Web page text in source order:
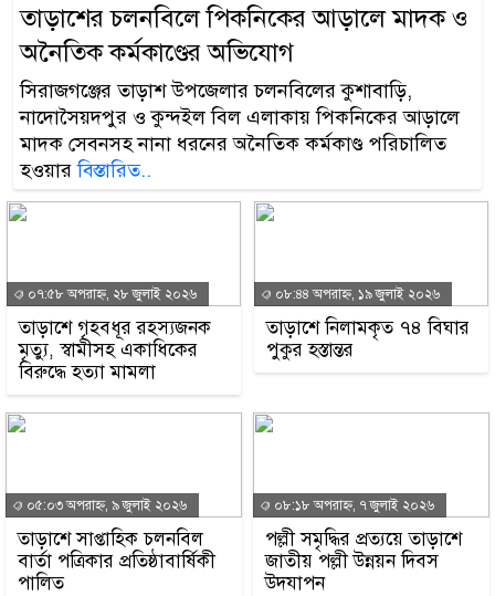
তাড়াশের চলনবিলে পিকনিকের আড়ালে মাদক ও
অনৈতিক কর্মকাণ্ডের অভিযোগ
সিরাজগঞ্জের তাড়াশ উপজেলার চলনবিলের কুশাবাড়ি,
নাদোসৈয়দপুর ও কুন্দইল বিল এলাকায় পিকনিকের আড়ালে
মাদক সেবনসহ নানা ধরনের অনৈতিক কর্মকাণ্ড পরিচালিত
হওয়ারবিস্তারিত..
০৭:৫৮ অপরাহ্ন, ২৮ জুলাই ২০২৬
তাড়াশে গৃহবধূর রহস্যজনক
মৃত্যু, স্বামীসহ একাধিকের
বিরুদ্ধে হত্যা মামলা
০৮:৪৪ অপরাহ্ন, ১৯ জুলাই ২০২৬
তাড়াশে নিলামকৃত ৭৪ বিঘার
পুকুর হস্তান্তর
০৫:০৩ অপরাহ্ন, ৯ জুলাই ২০২৬
তাড়াশে সাপ্তাহিক চলনবিল
বার্তা পত্রিকার প্রতিষ্ঠাবার্ষিকী
পালিত
০৮:১৮ অপরাহ্ন, ৭ জুলাই ২০২৬
পল্লী সমৃদ্ধির প্রত্যয়ে তাড়াশে
জাতীয় পল্লী উন্নয়ন দিবস
উদযাপন